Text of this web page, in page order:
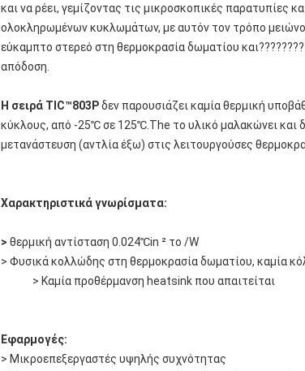
και να ρέει, γεμίζοντας τις μικροσκοπικές παρατυπίες
ολοκληρωμένων κυκλωμάτων, με αυτόν τον τρόπο
εύκαμπτο στερεό στη θερμοκρασία δωματίου
απόδοση.
Η σειρά TIC™803Pδεν παρουσιάζει καμία θερμική
κύκλους, από -25℃ σε 125℃.The το υλικό μαλακώνει και
μετανάστευση (αντλία έξω) στις λειτουργούσες
Χαρακτηριστικά γνωρίσματα:
> θερμική αντίσταση 0.024℃in ² το /W
> Φυσικά κολλώδης στη θερμοκρασία δωματίου, καμία
> Καμία προθέρμανση heatsink που απαιτείται
Εφαρμογές:
> Μικροεπεξεργαστές υψηλής συχνότητας